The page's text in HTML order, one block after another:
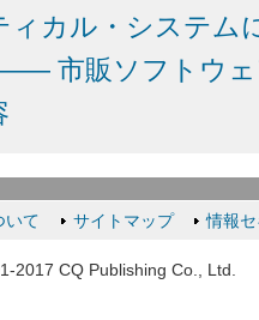
ィカル・システム
市販ソフトウェ
いて サイトマップ 情報
2017 CQ Publishing Co., Ltd.